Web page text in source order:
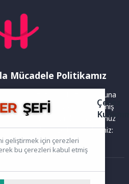
Mücadele Politikamız
ilkesi gözetilerek hazırlanır. Buna
hatalı veya güncelliğini yitirmiş
yanıltıcı olduğunu düşündüğünüz
kanallarından bize bildirebilirsiniz:
Ana Sayfa
Çerez
geliştirmek için çerezleri
bu çerezleri kabul etmiş